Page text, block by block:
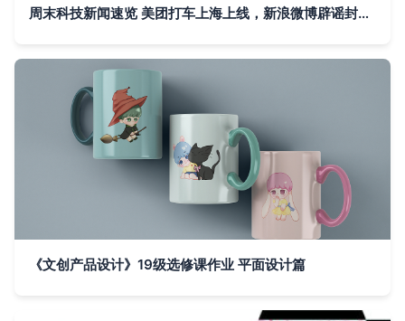
周末科技新闻速览 美团打车上海上线，新浪微博辟谣封杀抖音，贾跃亭造车工厂正式开工，平面设计轻量化应用兴起
《文创产品设计》19级选修课作业 平面设计篇